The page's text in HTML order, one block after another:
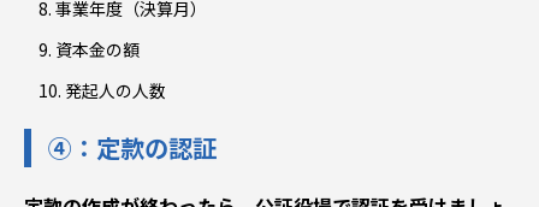
事業年度（決算月）
資本金の額
発起人の人数
④：定款の認証